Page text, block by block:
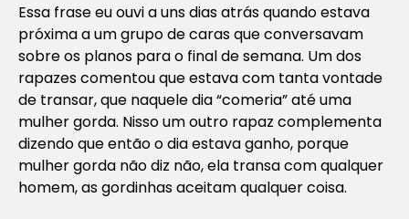
Essa frase eu ouvi a uns dias atrás quando estava
próxima a um grupo de caras que conversavam
sobre os planos para o final de semana. Um dos
rapazes comentou que estava com tanta vontade
de transar, que naquele dia “comeria” até uma
mulher gorda. Nisso um outro rapaz complementa
dizendo que então o dia estava ganho, porque
mulher gorda não diz não, ela transa com qualquer
homem, as gordinhas aceitam qualquer coisa.